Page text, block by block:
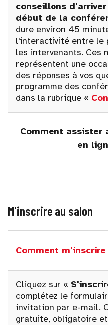
conseillons
début de la
dure environ 45
l'interactivité entre le
les intervenants. Ces
représentent une
des réponses à vos
programme des
dans la rubrique «
Comment assister
en
M'inscrire au salon
Comment
Cliquez sur «
complétez le
invitation par e-mail.
gratuite, obligatoire